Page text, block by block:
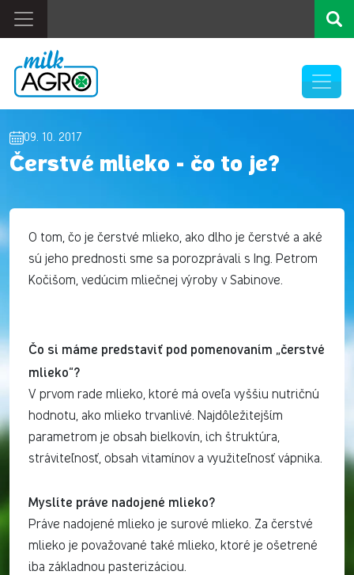
09. 10. 2017
Čerstvé mlieko - čo to je?
O tom, čo je čerstvé mlieko, ako dlho je čerstvé a aké
sú jeho prednosti sme sa porozprávali s Ing. Petrom
Kočišom, vedúcim mliečnej výroby v Sabinove.
Čo si máme predstaviť pod pomenovaním „čerstvé
mlieko“?
V prvom rade mlieko, ktoré má oveľa vyššiu nutričnú
hodnotu, ako mlieko trvanlivé. Najdôležitejším
parametrom je obsah bielkovín, ich štruktúra,
stráviteľnosť, obsah vitamínov a využiteľnosť vápnika.
Myslíte práve nadojené mlieko?
Práve nadojené mlieko je surové mlieko. Za čerstvé
mlieko je považované také mlieko, ktoré je ošetrené
iba základnou pasterizáciou.